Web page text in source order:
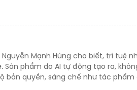
Mạnh Hùng cho biết, trí tuệ
phẩm do AI tự động tạo ra,
bản quyền, sáng chế như tác phẩm